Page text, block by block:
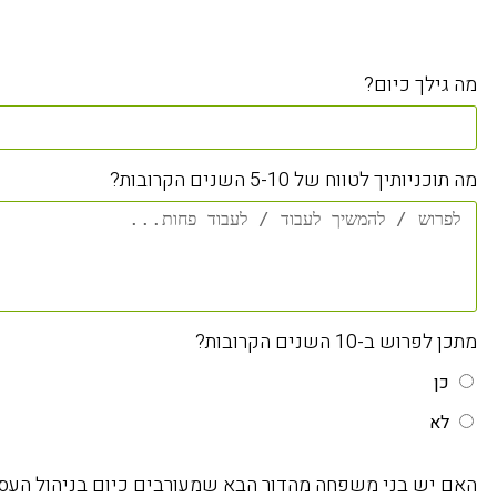
מה גילך כיום?
מה תוכניותיך לטווח של 5-10 השנים הקרובות?
מתכן לפרוש ב-10 השנים הקרובות?
כן
לא
האם יש בני משפחה מהדור הבא שמעורבים כיום בניהול